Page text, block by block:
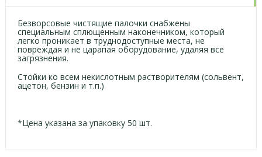
Безворсовые чистящие палочки снабжены
специальным сплющенным наконечником, который
легко проникает в труднодоступные места, не
повреждая и не царапая оборудование, удаляя все
загрязнения.
Стойки ко всем некислотным растворителям (сольвент,
ацетон, бензин и т.п.)
*Цена указана за упаковку 50 шт.